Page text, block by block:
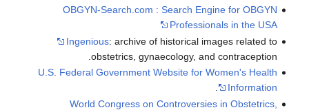
OBGYN-Search.com : Search Engine for OBGYN
Professionals in the USA
Ingenious: archive of historical images related to
obstetrics, gynaecology, and contraception.
U.S. Federal Government Website for Women's Health
Information
World Congress on Controversies in Obstetrics,